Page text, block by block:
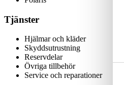
Tjänster
Hjälmar och kläder
Skyddsutrustning
Reservdelar
Övriga tillbehör
Service och reparationer